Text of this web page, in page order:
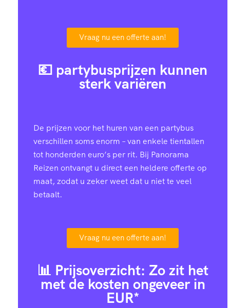
Vraag nu een offerte aan!
💶 partybusprijzen kunnen
sterk variëren
De prijzen voor het huren van een partybus
verschillen soms enorm – van enkele tientallen
tot honderden euro’s per rit. Bij Panorama
Reizen ontvangt u direct een heldere offerte op
maat, zodat u zeker weet dat u niet te veel
betaalt.
Vraag nu een offerte aan!
📊 Prijsoverzicht: Zo zit het
met de kosten ongeveer in
EUR*